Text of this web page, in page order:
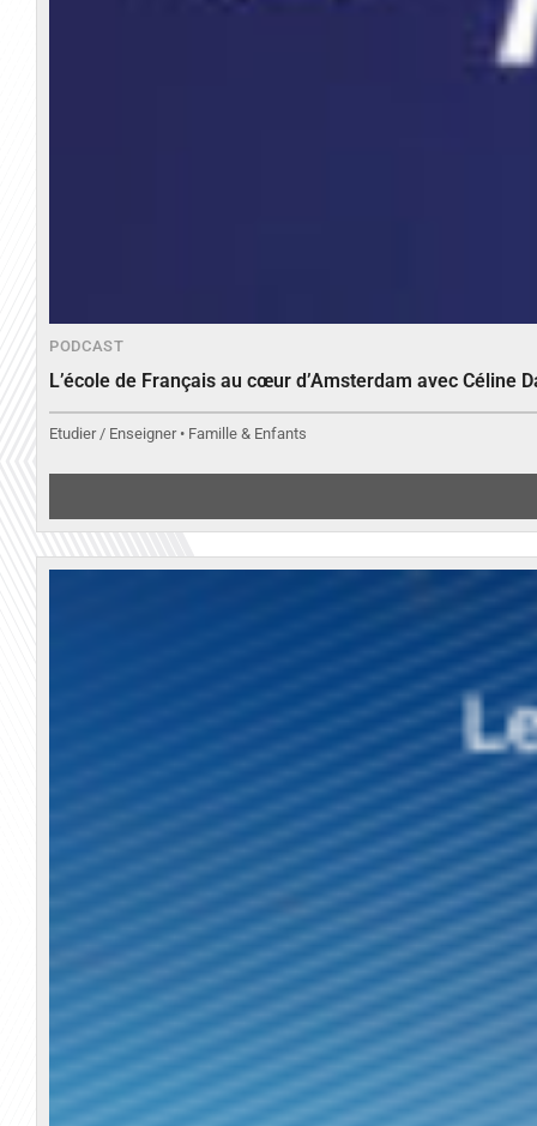
PODCAST
L’école de Français au cœur d’Amsterdam avec Céline
Etudier / Enseigner • Famille & Enfants